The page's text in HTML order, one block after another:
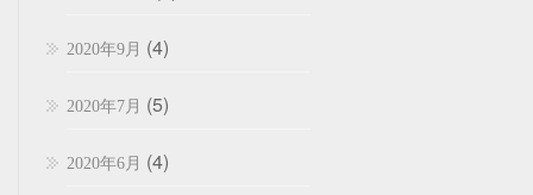
2020年9月 (4)
2020年7月 (5)
2020年6月 (4)